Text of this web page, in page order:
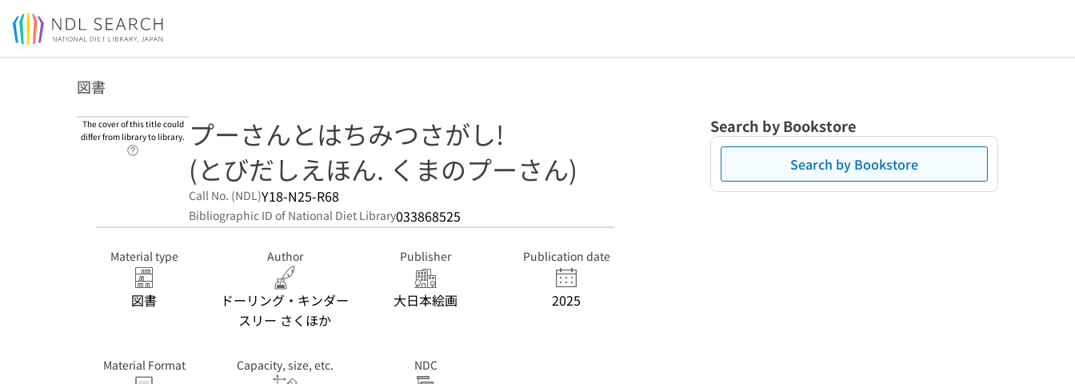
Jump to main content
図書
The cover of this title could
differ from library to library.
Link to Help Page
プーさんとはちみつさがし!
(とびだしえほん. くまのプーさん)
Call No. (NDL)Y18-N25-R68
Bibliographic ID of National Diet Library033868525
Material type
図書
Author
ドーリング・キンダー
スリー さくほか
Publisher
大日本絵画
Publication date
2025
Material Format Capacity, size, etc. NDC
Search by Bookstore
Search by Bookstore